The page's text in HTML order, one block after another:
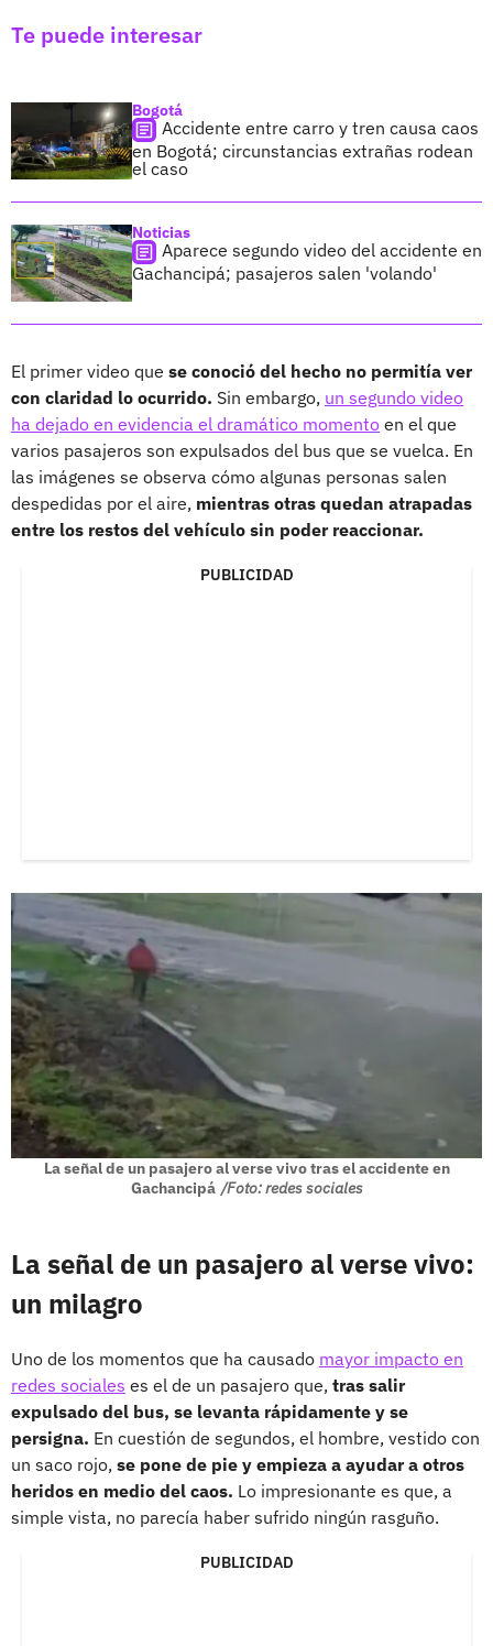
Te puede interesar
Bogotá
Accidente entre carro y tren causa caos
en Bogotá; circunstancias extrañas rodean
el caso
Noticias
Aparece segundo video del accidente en
Gachancipá; pasajeros salen 'volando'
El primer video que se conoció del hecho no permitía ver
con claridad lo ocurrido. Sin embargo, un segundo video
ha dejado en evidencia el dramático momento en el que
varios pasajeros son expulsados del bus que se vuelca. En
las imágenes se observa cómo algunas personas salen
despedidas por el aire, mientras otras quedan atrapadas
entre los restos del vehículo sin poder reaccionar.
PUBLICIDAD
La señal de un pasajero al verse vivo tras el accidente en
Gachancipá /Foto: redes sociales
La señal de un pasajero al verse vivo:
un milagro
Uno de los momentos que ha causado mayor impacto en
redes sociales es el de un pasajero que, tras salir
expulsado del bus, se levanta rápidamente y se
persigna. En cuestión de segundos, el hombre, vestido con
un saco rojo, se pone de pie y empieza a ayudar a otros
heridos en medio del caos. Lo impresionante es que, a
simple vista, no parecía haber sufrido ningún rasguño.
PUBLICIDAD